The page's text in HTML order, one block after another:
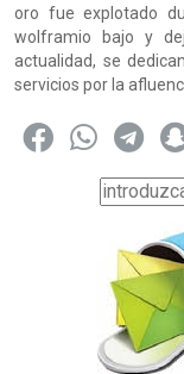
oro fue explotado
wolframio bajo y
actualidad, se
servicios por la